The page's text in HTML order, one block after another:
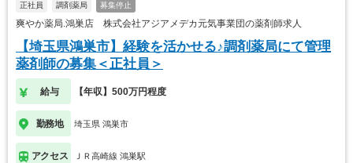
正社員 調剤薬局 募集停止
爽やか薬局.鴻巣店 株式会社アジアメデカ元気事業団の薬剤師求人
【埼玉県鴻巣市】経験を活かせる♪調剤薬局にて管理
薬剤師の募集＜正社員＞
給与 【年収】500万円程度
勤務地 埼玉県 鴻巣市
アクセス ＪＲ高崎線 鴻巣駅